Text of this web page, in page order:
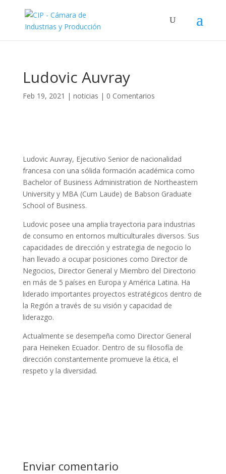
Ludovic Auvray
Feb 19, 2021 | noticias | 0 Comentarios
Ludovic Auvray, Ejecutivo Senior de nacionalidad
francesa con una sólida formación académica como
Bachelor of Business Administration de Northeastern
University y MBA (Cum Laude) de Babson Graduate
School of Business.
Ludovic posee una amplia trayectoria para industrias
de consumo en entornos multiculturales diversos. Sus
capacidades de dirección y estrategia de negocio lo
han llevado a ocupar posiciones como Director de
Negocios, Director General y Miembro del Directorio
en más de 5 países en Europa y América Latina. Ha
liderado importantes proyectos estratégicos dentro de
la Región a través de su visión y capacidad de
liderazgo.
Actualmente se desempeña como Director General
para Heineken Ecuador. Dentro de su filosofía de
dirección constantemente promueve la ética, el
respeto y la diversidad.
Enviar comentario